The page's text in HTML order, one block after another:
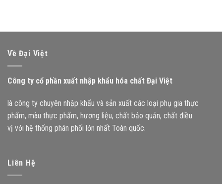
Về Đại Việt
Công ty cổ phần xuất nhập khẩu hóa chất Đại Việt
là công ty chuyên nhập khẩu và sản xuất các loại phụ gia thực
phẩm, màu thực phẩm, hương liệu, chất bảo quản, chất điều
vị với hệ thống phân phối lớn nhất Toàn quốc.
Liên Hệ